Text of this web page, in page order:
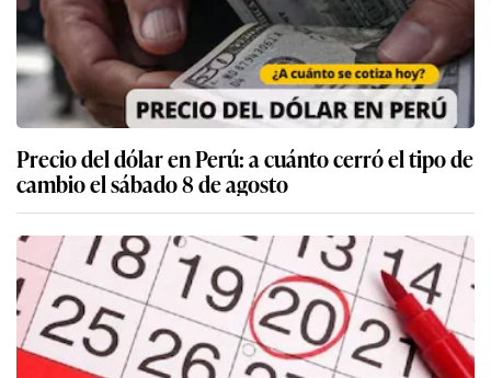
Precio del dólar en Perú: a cuánto cerró el tipo de
cambio el sábado 8 de agosto